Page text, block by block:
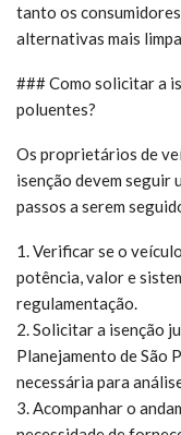
tanto os
alternativas mais
### Como solicitar a
poluentes?
Os proprietários de
isenção devem seguir
passos a serem
1. Verificar se o
potência, valor e
regulamentação.
2. Solicitar a isenção
Planejamento de São
necessária para
3. Acompanhar o